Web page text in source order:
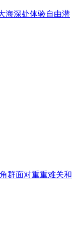
海深处体验自由潜
群面对重重难关和